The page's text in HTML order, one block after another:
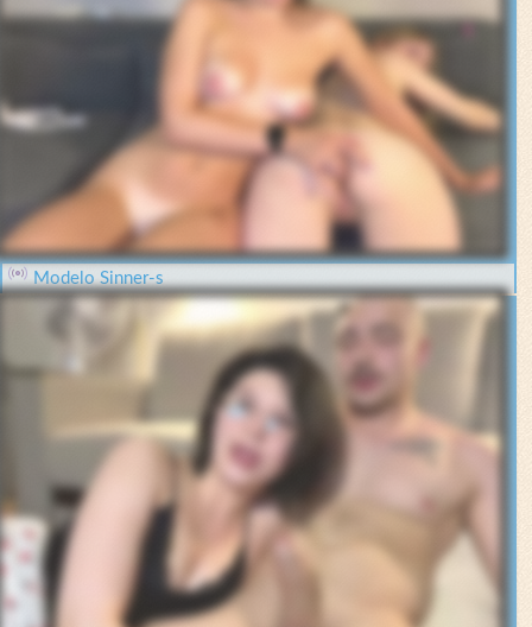
Modelo Sinner-s